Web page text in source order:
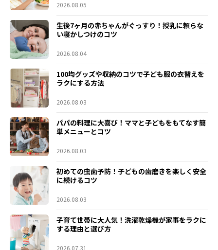
2026.08.05
生後7ヶ月の赤ちゃんがぐっすり！授乳に頼らな
い寝かしつけのコツ
2026.08.04
100均グッズや収納のコツで子ども服の衣替えを
ラクにする方法
2026.08.03
パパの料理に大喜び！ママと子どもをもてなす簡
単メニューとコツ
2026.08.03
初めての虫歯予防！子どもの歯磨きを楽しく安全
に続けるコツ
2026.08.03
子育て世帯に大人気！洗濯乾燥機が家事をラクに
する理由と選び方
2026.07.31